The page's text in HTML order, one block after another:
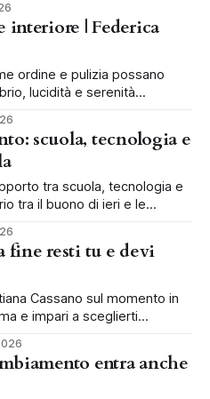
interiore | Federica
ordine e pulizia possano
lucidità e serenità
scuola, tecnologia e
tra scuola, tecnologia e
tra il buono di ieri e le
fine resti tu e devi
Cassano sul momento in
e impari a sceglierti
entra anche